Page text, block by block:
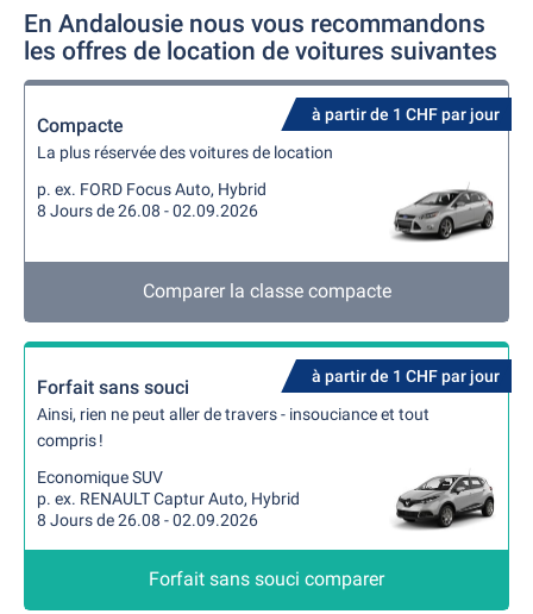
En Andalousie nous vous recommandons
les offres de location de voitures suivantes
à partir de 1 CHF par jour
Compacte
La plus réservée des voitures de location
p. ex. FORD Focus Auto, Hybrid
8 Jours de 26.08 - 02.09.2026
Comparer la classe compacte
à partir de 1 CHF par jour
Forfait sans souci
Ainsi, rien ne peut aller de travers - insouciance et tout
compris !
Economique SUV
p. ex. RENAULT Captur Auto, Hybrid
8 Jours de 26.08 - 02.09.2026
Forfait sans souci comparer